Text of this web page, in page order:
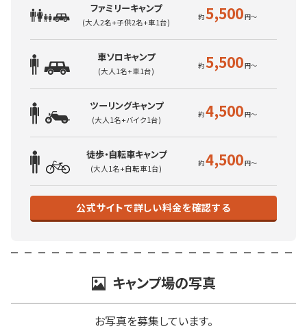
ファミリーキャンプ
(大人2名+子供2名+車1台) 5,500
車ソロキャンプ
(大人1名+車1台) 5,500
ツーリングキャンプ
(大人1名+バイク1台) 4,500
徒歩・自転車キャンプ
(大人1名+自転車1台) 4,500
公式サイトで詳しい料金を確認する
キャンプ場の写真
お写真を募集しています。